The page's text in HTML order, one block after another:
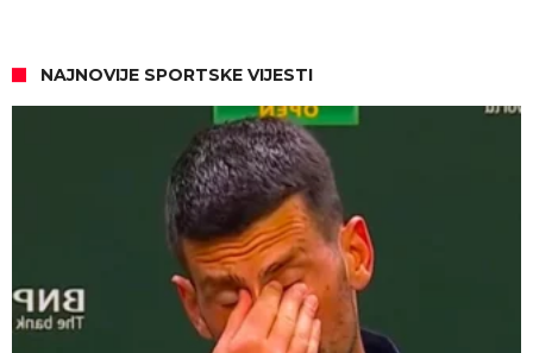
NAJNOVIJE SPORTSKE VIJESTI